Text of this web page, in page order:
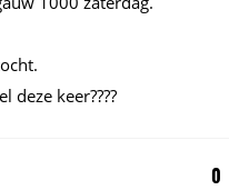
deze keer????
0